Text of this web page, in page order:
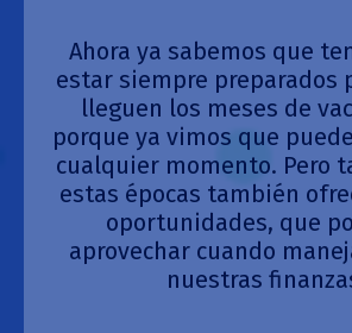
Ahora ya sabemos que
estar siempre preparados
lleguen los meses de
porque ya vimos que
cualquier momento. Pero
estas épocas también
oportunidades, que
aprovechar cuando
nuestras